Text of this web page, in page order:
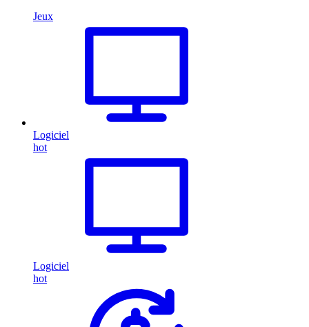
Jeux
Logiciel
hot
Logiciel
hot